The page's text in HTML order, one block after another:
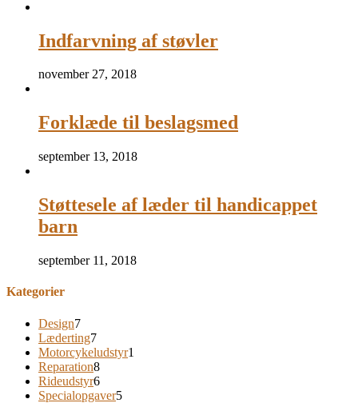
Indfarvning af støvler
november 27, 2018
Forklæde til beslagsmed
september 13, 2018
Støttesele af læder til handicappet
barn
september 11, 2018
Kategorier
Design7
Læderting7
Motorcykeludstyr1
Reparation8
Rideudstyr6
Specialopgaver5